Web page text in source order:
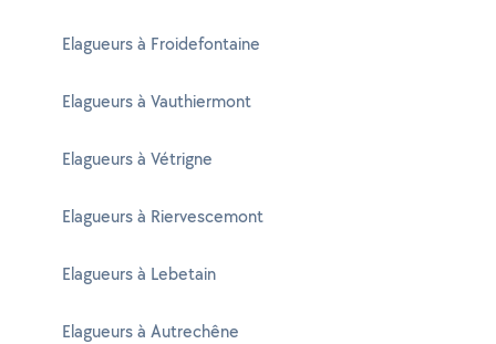
Elagueurs à Froidefontaine
Elagueurs à Vauthiermont
Elagueurs à Vétrigne
Elagueurs à Riervescemont
Elagueurs à Lebetain
Elagueurs à Autrechêne